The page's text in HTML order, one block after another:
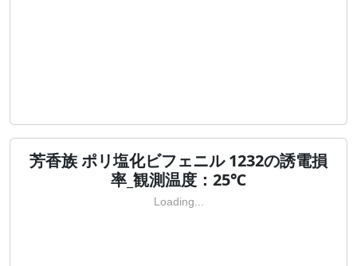
芳香族 ポリ塩化ビフェニル 1232の誘電損
率_観測温度：25℃
Loading...